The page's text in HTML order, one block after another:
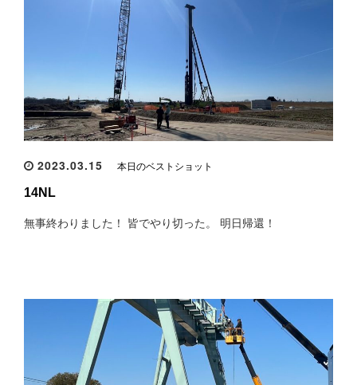
2023.03.15 本日のベストショット
14NL
無事終わりました！ 皆でやり切った。 明日帰還！